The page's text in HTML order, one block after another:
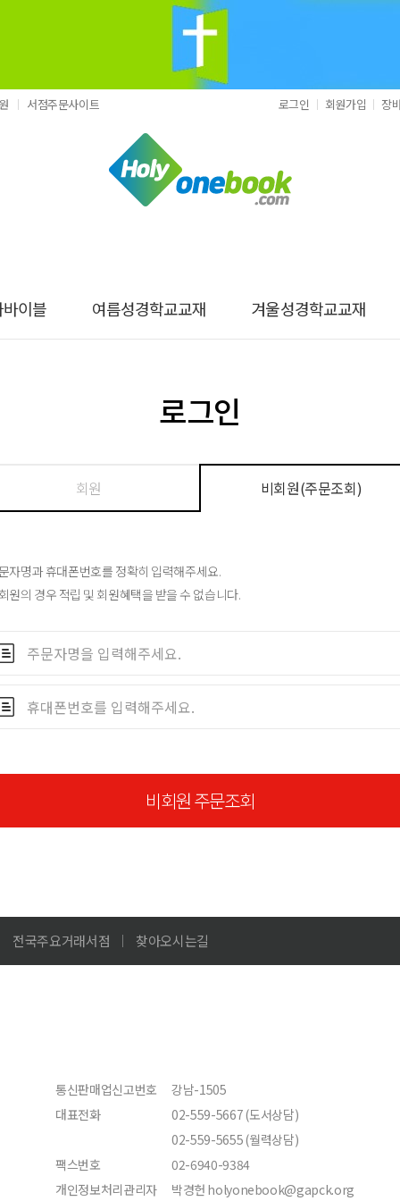
로그인 회원가입 장
이블 여름성경학교교재 겨울성경학교교재
서점주문사이트
로그인
회원 비회원(주문조회)
자명과 휴대폰번호를 정확히 입력해주세요.
원의 경우 적립 및 회원혜택을 받을 수 없습니다.
비회원 주문조회
전국주요거래서점 찾아오시는길
통신판매업신고번호
강남-1505
대표전화
02-559-5667 (도서상담)
02-559-5655 (월력상담)
팩스번호
02-6940-9384
개인정보처리관리자
박경헌 holyonebook@gapck.org